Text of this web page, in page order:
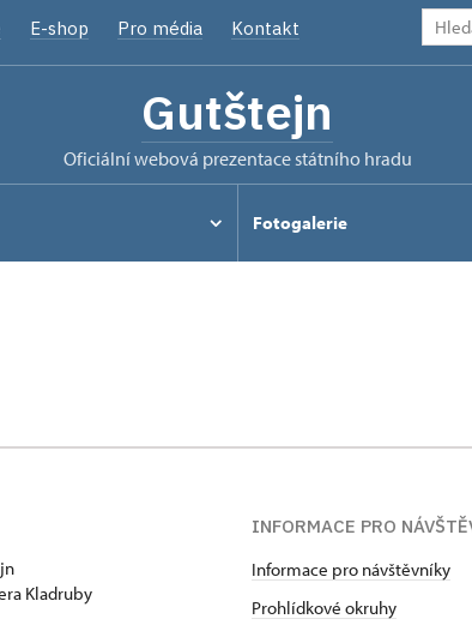
E-shop Pro média Kontakt
Gutštejn
oficiální webová prezentace státního hradu
Fotogalerie
Kladruby
INFORMACE PRO
Informace pro návštěvníky
Prohlídkové okruhy